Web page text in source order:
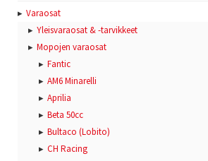
Varaosat
Yleisvaraosat & -tarvikkeet
Mopojen varaosat
Fantic
AM6 Minarelli
Aprilia
Beta 50cc
Bultaco (Lobito)
CH Racing